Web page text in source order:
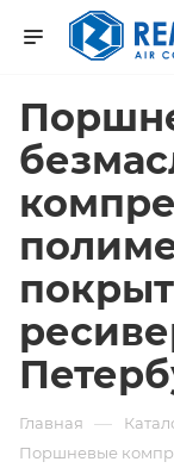
Главная —
Поршневые